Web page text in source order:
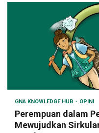
GNA KNOWLEDGE HUB OPINI
Perempuan dalam
Mewujudkan